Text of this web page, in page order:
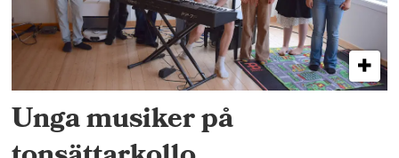
Unga musiker på